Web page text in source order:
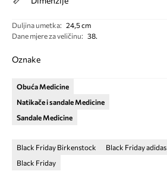
Duljina umetka: 24,5 cm
Dane mjere za veličinu: 38.
Oznake
Obuća Medicine
Natikače i sandale Medicine
Sandale Medicine
Black Friday Birkenstock Black Friday adidas
Black Friday